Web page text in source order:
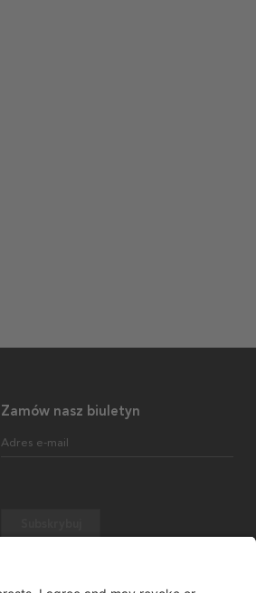
Zamów nasz biuletyn
Adres e-mail